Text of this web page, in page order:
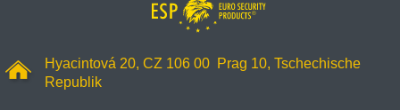
Hyacintová 20, CZ 106 00 Prag 10, Tschechische
Republik